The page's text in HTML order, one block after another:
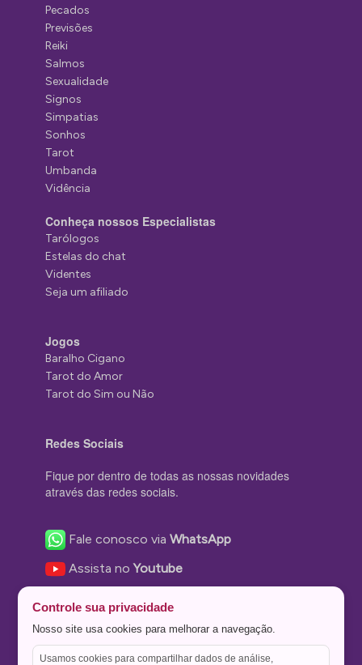
Pecados
Previsões
Reiki
Salmos
Sexualidade
Signos
Simpatias
Sonhos
Tarot
Umbanda
Vidência
Conheça nossos Especialistas
Tarólogos
Estelas do chat
Videntes
Seja um afiliado
Jogos
Baralho Cigano
Tarot do Amor
Tarot do Sim ou Não
Redes Sociais
Fique por dentro de todas as nossas novidades
através das redes sociais.
Fale conosco viaWhatsApp
Assista noYoutube
Nos siga no Instagram
Nos siga noTwitter
Controle sua privacidade
Nosso site usa cookies para melhorar a navegação.
Usamos cookies para compartilhar dados de análise,